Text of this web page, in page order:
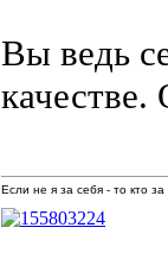
Вы ведь
качестве.
Если не я за себя - то кто